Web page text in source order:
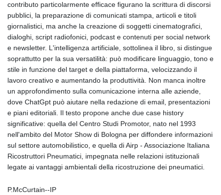
contributo particolarmente efficace figurano la scrittura di discorsi
pubblici, la preparazione di comunicati stampa, articoli e titoli
giornalistici, ma anche la creazione di soggetti cinematografici,
dialoghi, script radiofonici, podcast e contenuti per social network
e newsletter. L'intelligenza artificiale, sottolinea il libro, si distingue
soprattutto per la sua versatilità: può modificare linguaggio, tono e
stile in funzione del target e della piattaforma, velocizzando il
lavoro creativo e aumentando la produttività. Non manca inoltre
un approfondimento sulla comunicazione interna alle aziende,
dove ChatGpt può aiutare nella redazione di email, presentazioni
e piani editoriali. Il testo propone anche due case history
significative: quella del Centro Studi Promotor, nato nel 1993
nell'ambito del Motor Show di Bologna per diffondere informazioni
sul settore automobilistico, e quella di Airp - Associazione Italiana
Ricostruttori Pneumatici, impegnata nelle relazioni istituzionali
legate ai vantaggi ambientali della ricostruzione dei pneumatici.
P.McCurtain--IP